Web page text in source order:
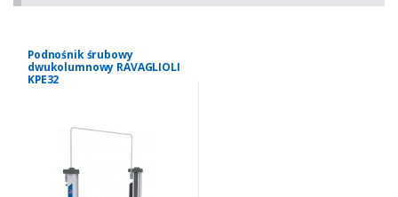
Podnośnik śrubowy
dwukolumnowy RAVAGLIOLI
KPE32